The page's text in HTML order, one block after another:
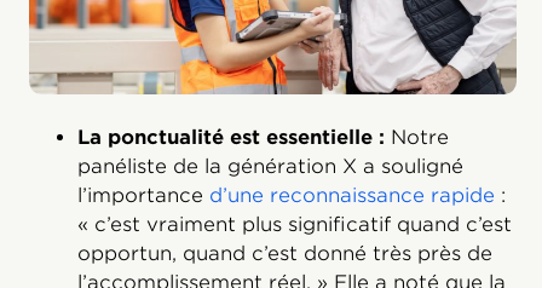
La ponctualité est essentielle : Notre
panéliste de la génération X a souligné
l’importance d’une reconnaissance rapide :
« c’est vraiment plus significatif quand c’est
opportun, quand c’est donné très près de
l’accomplissement réel. » Elle a noté que la